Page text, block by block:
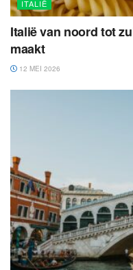
ITALIË
Italië van noord tot
maakt
12 MEI 2026